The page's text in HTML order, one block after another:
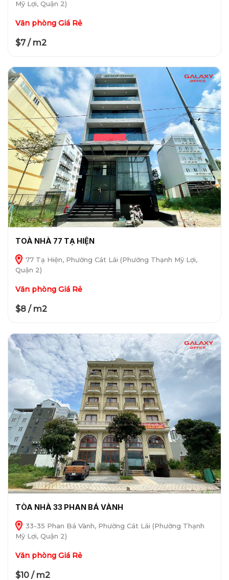
Mỹ Lợi, Quận 2)
Văn phòng Giá Rẻ
$7 / m2
TOÀ NHÀ 77 TẠ HIỆN
77 Tạ Hiện, Phường Cát Lái (Phường Thạnh Mỹ Lợi,
Quận 2)
Văn phòng Giá Rẻ
$8 / m2
TÒA NHÀ 33 PHAN BÁ VÀNH
33-35 Phan Bá Vành, Phường Cát Lái (Phường Thạnh
Mỹ Lợi, Quận 2)
Văn phòng Giá Rẻ
$10 / m2